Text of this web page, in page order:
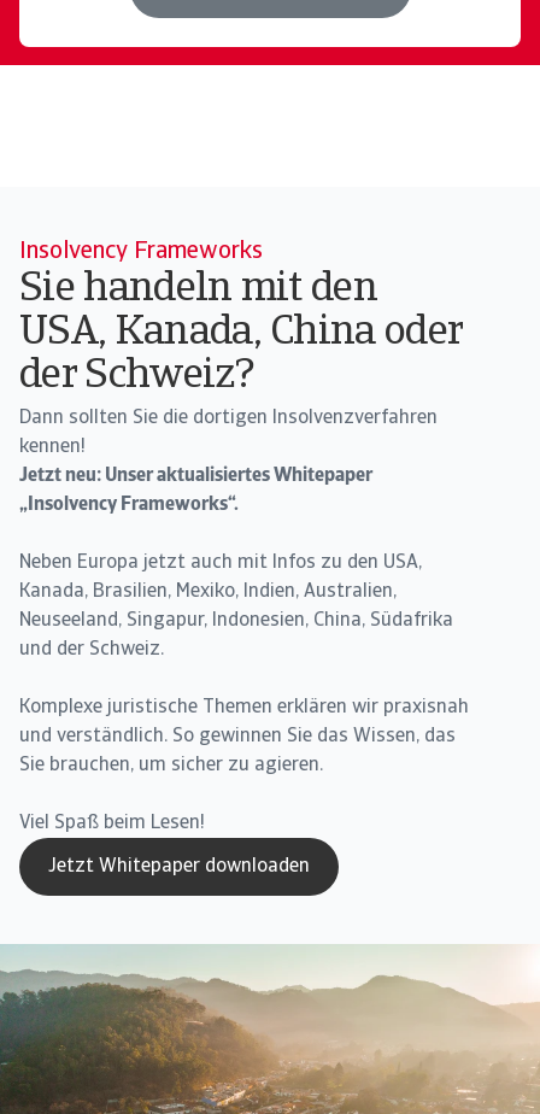
Insolvency Frameworks
Sie handeln mit den
USA, Kanada, China oder
der Schweiz?
Dann sollten Sie die dortigen Insolvenzverfahren
kennen!
Jetzt neu: Unser aktualisiertes Whitepaper
„Insolvency Frameworks“.
Neben Europa jetzt auch mit Infos zu den USA,
Kanada, Brasilien, Mexiko, Indien, Australien,
Neuseeland, Singapur, Indonesien, China, Südafrika
und der Schweiz.
Komplexe juristische Themen erklären wir praxisnah
und verständlich. So gewinnen Sie das Wissen, das
Sie brauchen, um sicher zu agieren.
Viel Spaß beim Lesen!
Jetzt Whitepaper downloaden